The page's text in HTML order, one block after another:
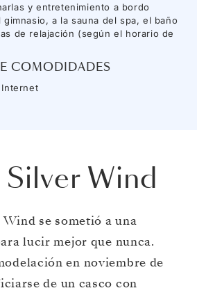
y entretenimiento a bordo
gimnasio, a la sauna del spa, el baño
de relajación (según el horario de
COMODIDADES
Silver Wind
se sometió a una
lucir mejor que nunca.
en noviembre de
de un casco con